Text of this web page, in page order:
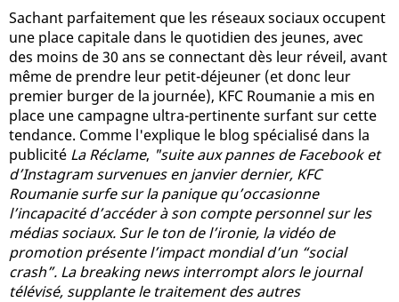
Sachant parfaitement que les réseaux sociaux occupent
une place capitale dans le quotidien des jeunes, avec
des moins de 30 ans se connectant dès leur réveil, avant
même de prendre leur petit-déjeuner (et donc leur
premier burger de la journée), KFC Roumanie a mis en
place une campagne ultra-pertinente surfant sur cette
tendance. Comme l'explique le blog spécialisé dans la
publicité La Réclame, "suite aux pannes de Facebook et
d’Instagram survenues en janvier dernier, KFC
Roumanie surfe sur la panique qu’occasionne
l’incapacité d’accéder à son compte personnel sur les
médias sociaux. Sur le ton de l’ironie, la vidéo de
promotion présente l’impact mondial d’un “social
crash”. La breaking news interrompt alors le journal
télévisé, supplante le traitement des autres